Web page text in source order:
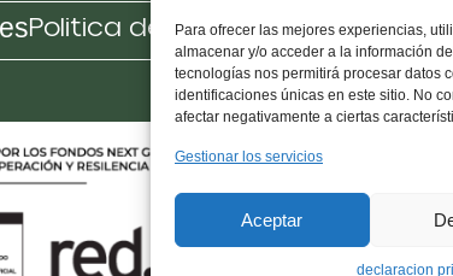
Para ofrecer las mejores experiencias,
almacenar y/o acceder a la información
tecnologías nos permitirá procesar datos
identificaciones únicas en este sitio. No
afectar negativamente a ciertas
Gestionar los servicios
Aceptar
declaracion
Politica de CookiesPolitica de